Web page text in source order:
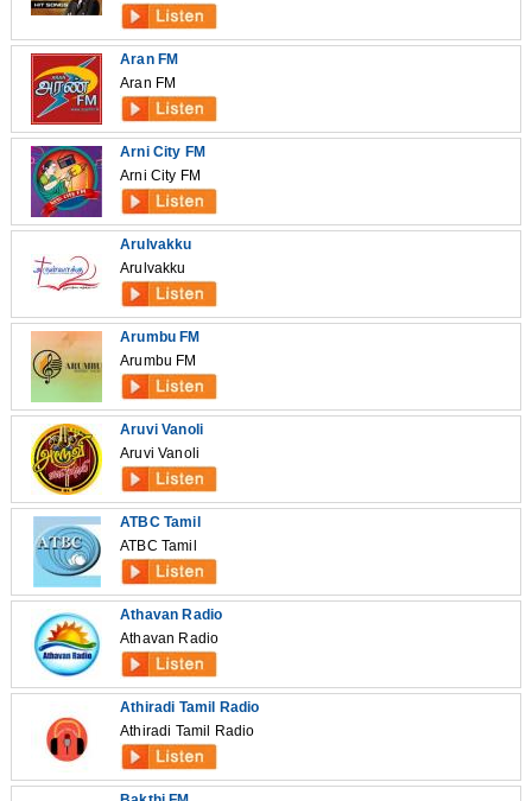
Aran FM
Aran FM
Arni City FM
Arni City FM
Arulvakku
Arulvakku
Arumbu FM
Arumbu FM
Aruvi Vanoli
Aruvi Vanoli
ATBC Tamil
ATBC Tamil
Athavan Radio
Athavan Radio
Athiradi Tamil Radio
Athiradi Tamil Radio